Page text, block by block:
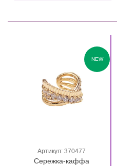
NEW
Артикул: 370477
Сережка-каффа